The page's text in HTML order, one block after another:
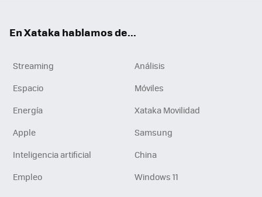
En Xataka hablamos de...
Streaming
Análisis
Espacio
Móviles
Energía
Xataka Movilidad
Apple
Samsung
Inteligencia artificial
China
Empleo
Windows 11